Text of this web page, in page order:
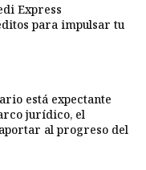
Express
para impulsar tu
está expectante
jurídico, el
al progreso del